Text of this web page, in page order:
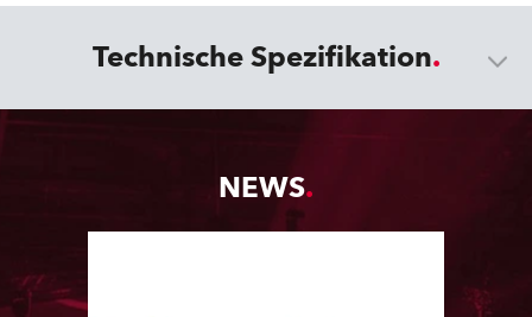
Technische Spezifikation
NEWS